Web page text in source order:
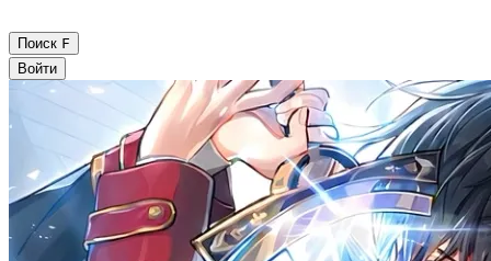
Поиск F
Войти